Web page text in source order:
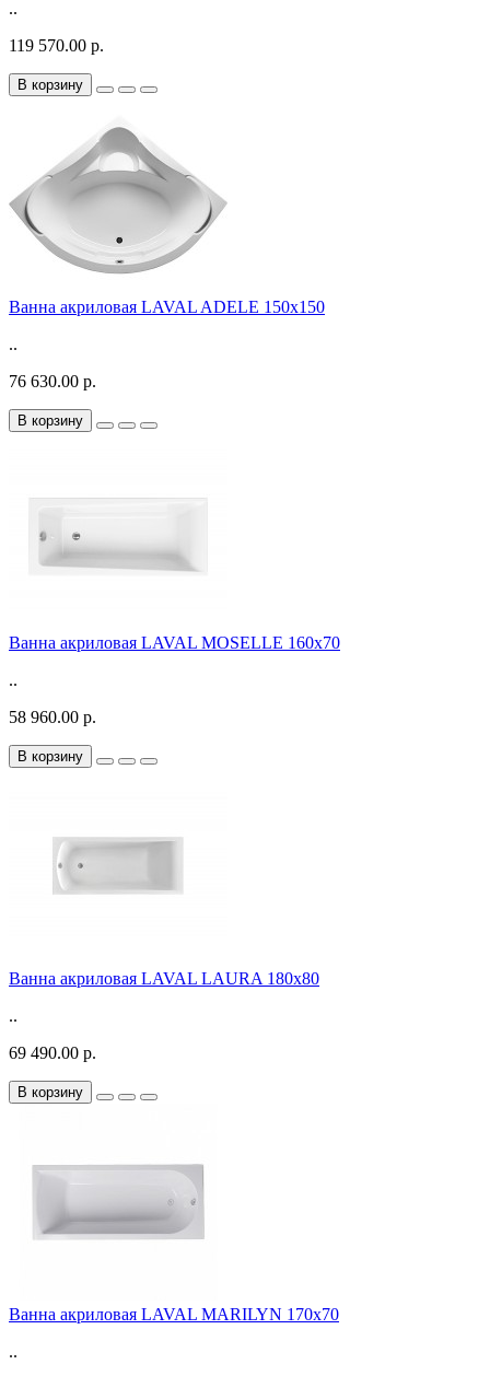
..
119 570.00 р.
В корзину
Ванна акриловая LAVAL ADELE 150x150
..
76 630.00 р.
В корзину
Ванна акриловая LAVAL MOSELLE 160x70
..
58 960.00 р.
В корзину
Ванна акриловая LAVAL LAURA 180x80
..
69 490.00 р.
В корзину
Ванна акриловая LAVAL MARILYN 170x70
..